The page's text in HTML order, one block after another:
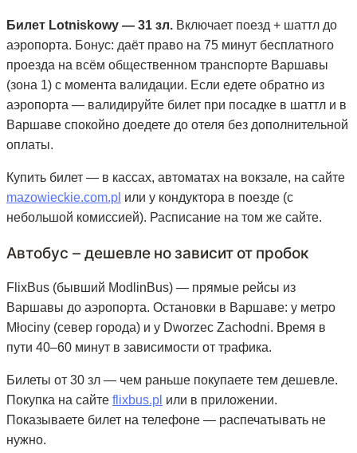
Билет Lotniskowy — 31 зл. Включает поезд + шаттл до
аэропорта. Бонус: даёт право на 75 минут бесплатного
проезда на всём общественном транспорте Варшавы
(зона 1) с момента валидации. Если едете обратно из
аэропорта — валидируйте билет при посадке в шаттл и в
Варшаве спокойно доедете до отеля без дополнительной
оплаты.
Купить билет — в кассах, автоматах на вокзале, на сайте
mazowieckie.com.pl или у кондуктора в поезде (с
небольшой комиссией). Расписание на том же сайте.
Автобус — дешевле но зависит от пробок
FlixBus (бывший ModlinBus) — прямые рейсы из
Варшавы до аэропорта. Остановки в Варшаве: у метро
Młociny (север города) и у Dworzec Zachodni. Время в
пути 40–60 минут в зависимости от трафика.
Билеты от 30 зл — чем раньше покупаете тем дешевле.
Покупка на сайте flixbus.pl или в приложении.
Показываете билет на телефоне — распечатывать не
нужно.